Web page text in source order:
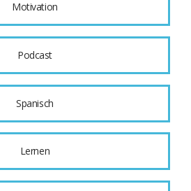
Motivation
Podcast
Spanisch
Lernen